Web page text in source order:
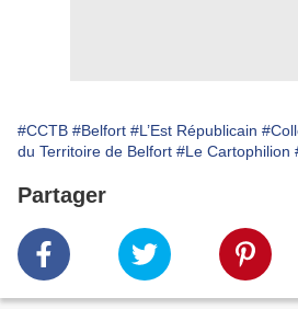
#CCTB #Belfort #L’Est Républicain
du Territoire de Belfort #Le Cartophilion
Partager